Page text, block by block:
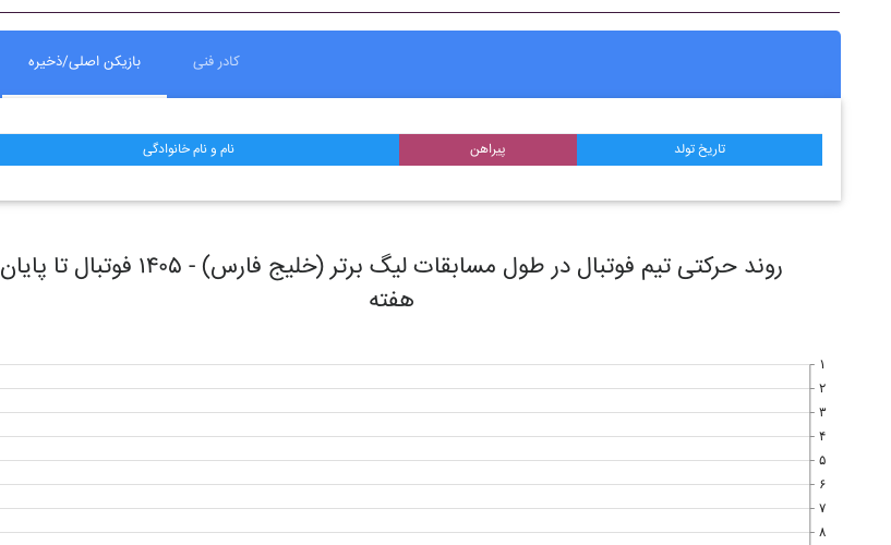
بازیکن اصلی/ذخیره کادر فنی
نام و نام خانوادگی پیراهن تاریخ تولد
روند حرکتی تیم فوتبال در طول مسابقات ليگ برتر (خليج فارس) - ۱۴۰۵ فوتبال تا پایان
هفته
۱
۲
۳
۴
۵
۶
۷
۸